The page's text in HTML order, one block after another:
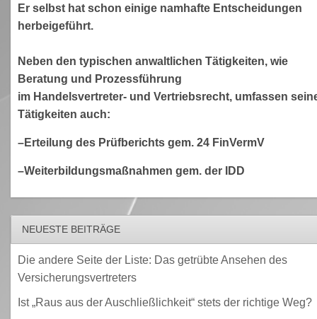
Er selbst hat schon einige namhafte Entscheidungen
herbeigeführt.
Neben den typischen anwaltlichen Tätigkeiten, wie
Beratung und Prozessführung
im Handelsvertreter- und Vertriebsrecht, umfassen
Tätigkeiten auch:
–Erteilung des Prüfberichts gem. 24 FinVermV
–Weiterbildungsmaßnahmen gem. der IDD
NEUESTE BEITRÄGE
Die andere Seite der Liste: Das getrübte Ansehen des
Versicherungsvertreters
Ist „Raus aus der Auschließlichkeit“ stets der richtige Weg?